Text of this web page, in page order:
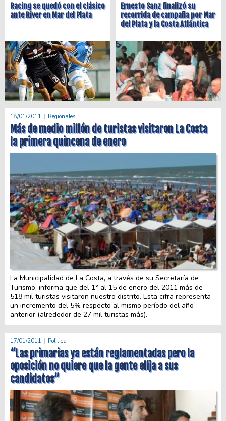
Racing se quedó con el clásico
ante River en Mar del Plata
Ernesto Sanz finalizó su
recorrida de campaña por Mar
del Plata y la Costa Atlántica
18/01/2011 Regionales
Más de medio millón de turistas visitaron La Costa
la primera quincena de enero
La Municipalidad de La Costa, a través de su Secretaría de
Turismo, informa que del 1° al 15 de enero del 2011 más de
518 mil turistas visitaron nuestro distrito. Esta cifra representa
un incremento del 5% respecto al mismo período del año
anterior (alrededor de 27 mil turistas más).
17/01/2011 Politica
“Las primarias ya están reglamentadas pero la
oposición no quiere que la gente elija a sus
candidatos”